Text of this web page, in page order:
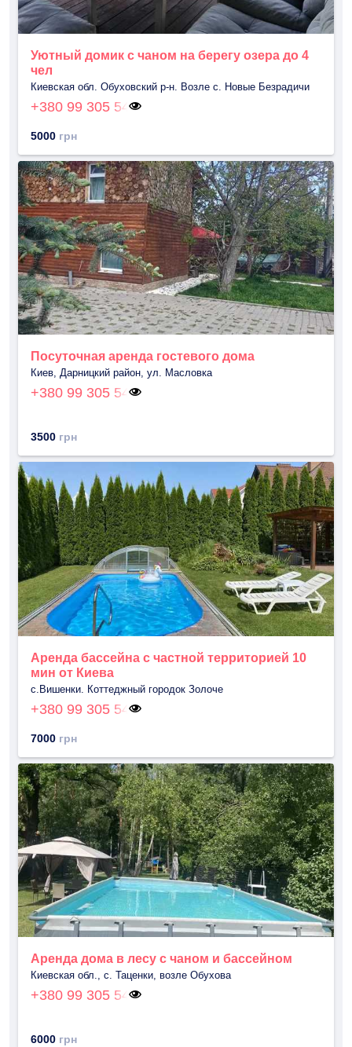
Уютный домик с чаном на берегу озера до 4
чел
Киевская обл. Обуховский р-н. Возле с. Новые Безрадичи
+380 99 305 54
5000 грн
Посуточная аренда гостевого дома
Киев, Дарницкий район, ул. Масловка
+380 99 305 54
3500 грн
Аренда бассейна с частной территорией 10
мин от Киева
с.Вишенки. Коттеджный городок Золоче
+380 99 305 54
7000 грн
Аренда дома в лесу с чаном и бассейном
Киевская обл., с. Таценки, возле Обухова
+380 99 305 54
6000 грн